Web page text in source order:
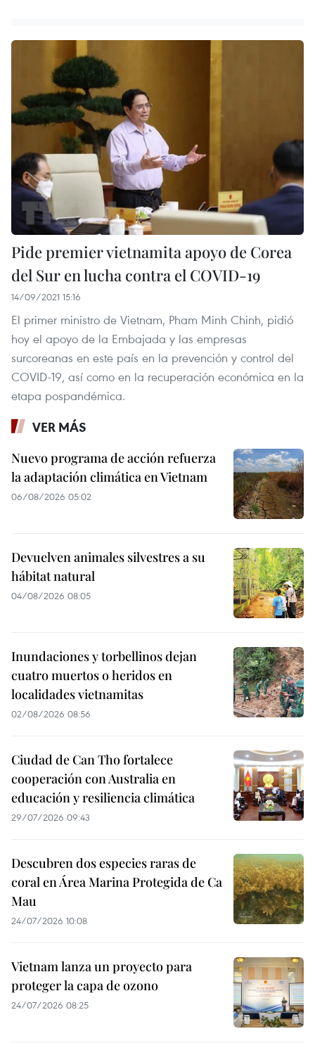
Pide premier vietnamita apoyo de Corea
del Sur en lucha contra el COVID-19
14/09/2021 15:16
El primer ministro de Vietnam, Pham Minh Chinh, pidió
hoy el apoyo de la Embajada y las empresas
surcoreanas en este país en la prevención y control del
COVID-19, así como en la recuperación económica en la
etapa pospandémica.
VER MÁS
Nuevo programa de acción refuerza
la adaptación climática en Vietnam
06/08/2026 05:02
Devuelven animales silvestres a su
hábitat natural
04/08/2026 08:05
Inundaciones y torbellinos dejan
cuatro muertos o heridos en
localidades vietnamitas
02/08/2026 08:56
Ciudad de Can Tho fortalece
cooperación con Australia en
educación y resiliencia climática
29/07/2026 09:43
Descubren dos especies raras de
coral en Área Marina Protegida de Ca
Mau
24/07/2026 10:08
Vietnam lanza un proyecto para
proteger la capa de ozono
24/07/2026 08:25